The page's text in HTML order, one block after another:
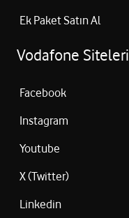
Ek Paket Satın Al
Vodafone Siteleri
Facebook
Instagram
Youtube
X (Twitter)
Linkedin